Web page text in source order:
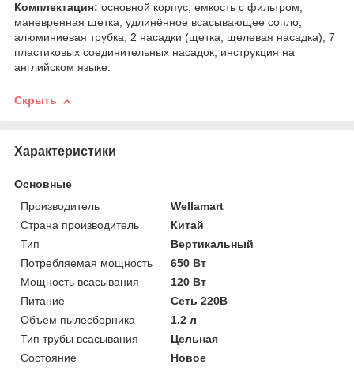
Комплектация: основной корпус, емкость с фильтром,
маневренная щетка, удлинённое всасывающее сопло,
алюминиевая трубка, 2 насадки (щетка, щелевая насадка), 7
пластиковых соединительных насадок, инструкция на
английском языке.
Скрыть
Характеристики
Основные
Производитель
Wellamart
Страна производитель
Китай
Тип
Вертикальный
Потребляемая мощность
650 Вт
Мощность всасывания
120 Вт
Питание
Сеть 220В
Объем пылесборника
1.2 л
Тип трубы всасывания
Цельная
Состояние
Новое